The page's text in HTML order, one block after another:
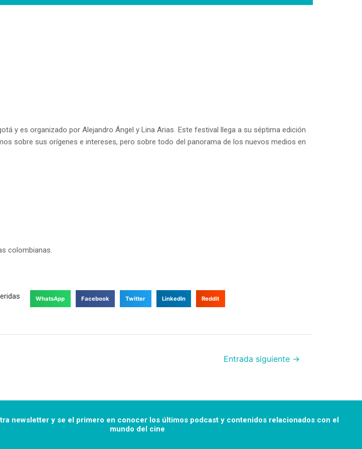
y es organizado por Alejandro Ángel y Lina Arias. Este festival llega a su séptima edición
sobre sus orígenes e intereses, pero sobre todo del panorama de los nuevos medios en
colombianas.
WhatsApp Facebook Twitter LinkedIn Reddit
Entrada siguiente →
newsletter y se el primero en conocer los últimos podcast y contenidos relacionados con el
mundo del cine